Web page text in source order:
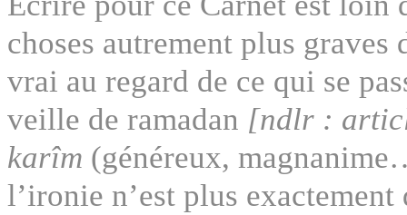
choses autrement plus
vrai au regard de ce qui se
veille de ramadan [ndlr :
karîm (généreux,
l’ironie n’est plus